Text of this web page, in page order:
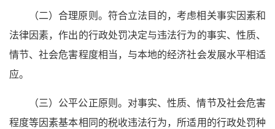
（二）合理原则。符合立法目的，考虑相关事实因素和
法律因素，作出的行政处罚决定与违法行为的事实、性质、
情节、社会危害程度相当，与本地的经济社会发展水平相适
应。
（三）公平公正原则。对事实、性质、情节及社会危害
程度等因素基本相同的税收违法行为，所适用的行政处罚种